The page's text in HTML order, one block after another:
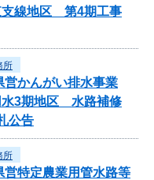
支線地区 第4期工事
所
かんがい排水事業
水3期地区 水路補修
公告
所
特定農業用管水路等